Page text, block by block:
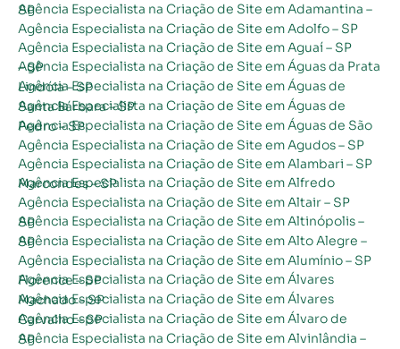
Agência Especialista na Criação de Site em Adamantina – SP
Agência Especialista na Criação de Site em Adolfo – SP
Agência Especialista na Criação de Site em Aguaí – SP
Agência Especialista na Criação de Site em Águas da Prata – SP
Agência Especialista na Criação de Site em Águas de Lindóia – SP
Agência Especialista na Criação de Site em Águas de Santa Bárbara – SP
Agência Especialista na Criação de Site em Águas de São Pedro – SP
Agência Especialista na Criação de Site em Agudos – SP
Agência Especialista na Criação de Site em Alambari – SP
Agência Especialista na Criação de Site em Alfredo Marcondes – SP
Agência Especialista na Criação de Site em Altair – SP
Agência Especialista na Criação de Site em Altinópolis – SP
Agência Especialista na Criação de Site em Alto Alegre – SP
Agência Especialista na Criação de Site em Alumínio – SP
Agência Especialista na Criação de Site em Álvares Florence – SP
Agência Especialista na Criação de Site em Álvares Machado – SP
Agência Especialista na Criação de Site em Álvaro de Carvalho – SP
Agência Especialista na Criação de Site em Alvinlândia – SP